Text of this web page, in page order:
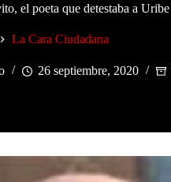
el poeta que detestaba a Uribe
La Cara Ciudadana
26 septiembre, 2020